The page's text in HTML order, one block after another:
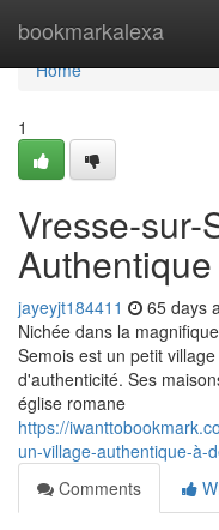
bookmarkalexa
Home
Home
1
Vresse-sur-
jayeyjt184411 65 days
Nichée dans la
Semois est un petit
d'authenticité. Ses
église romane
https://
un-village-authentique-à-
Comments